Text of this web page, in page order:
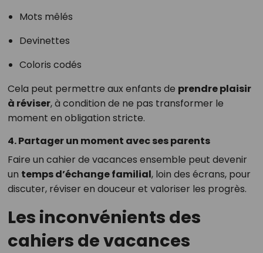
Mots mêlés
Devinettes
Coloris codés
Cela peut permettre aux enfants de prendre plaisir
à réviser, à condition de ne pas transformer le
moment en obligation stricte.
4. Partager un moment avec ses parents
Faire un cahier de vacances ensemble peut devenir
un temps d’échange familial, loin des écrans, pour
discuter, réviser en douceur et valoriser les progrès.
Les inconvénients des
cahiers de vacances